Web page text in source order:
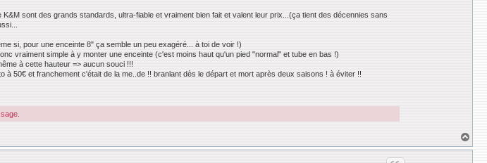
sont des grands standards, ultra-fiable et vraiment bien fait et valent leur prix...(ça tient des décennies sans
si, pour une enceinte 8" ça semble un peu exagéré... à toi de voir !)
vraiment simple à y monter une enceinte (c'est moins haut qu'un pied "normal" et tube en bas !)
à cette hauteur => aucun souci !!!
50€ et franchement c'était de la me..de !! branlant dès le départ et mort après deux saisons ! à éviter !!
a